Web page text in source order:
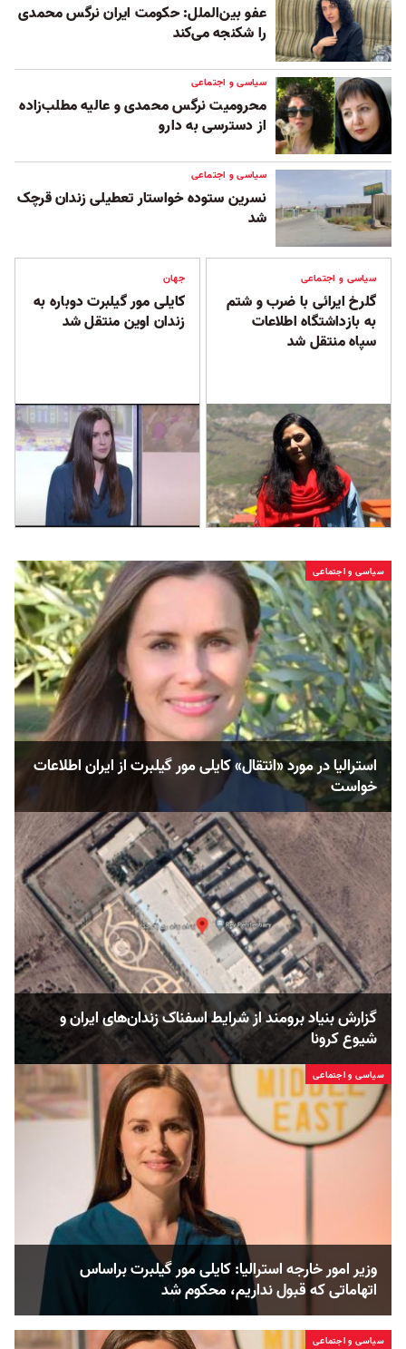
عفو بین‌الملل: حکومت ایران نرگس محمدی
را شکنجه می‌کند
سیاسی و اجتماعی
محرومیت نرگس محمدی و عالیه مطلب‌زاده
از دسترسی به دارو
سیاسی و اجتماعی
نسرین ستوده خواستار تعطیلی زندان قرچک
شد
سیاسی و اجتماعی
گلرخ ایرائی با ضرب و شتم
به بازداشتگاه اطلاعات
سپاه منتقل شد
جهان
کایلی مور گیلبرت دوباره به
زندان اوین منتقل شد
سیاسی و اجتماعی
استرالیا در مورد «انتقال» کایلی مور گیلبرت از ایران اطلاعات
خواست
گزارش بنیاد برومند از شرایط اسفناک زندان‌های ایران و
شیوع کرونا
سیاسی و اجتماعی
وزیر امور خارجه استرالیا: کایلی مور گیلبرت بر‌اساس
اتهاماتی که قبول نداریم، محکوم شد
سیاسی و اجتماعی